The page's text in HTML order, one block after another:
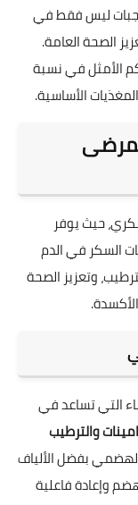
ليس فقط في
الصحة العامة.
الأمثل في نسبة
الأساسية.
حيث يوفر
السكر في الدم
وتعزيز الصحة
التي تساعد في
والترطيب
الهضمي بفضل الألياف
وإعادة فاعلية